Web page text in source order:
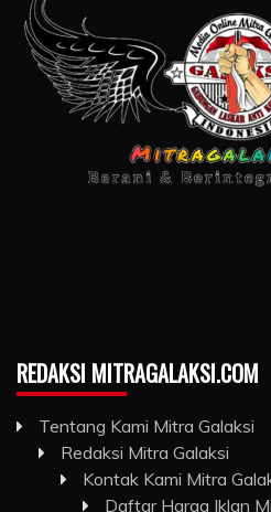
REDAKSI MITRAGALAKSI.COM
Tentang Kami Mitra Galaksi
Redaksi Mitra Galaksi
Kontak Kami Mitra
Daftar Harga Iklan